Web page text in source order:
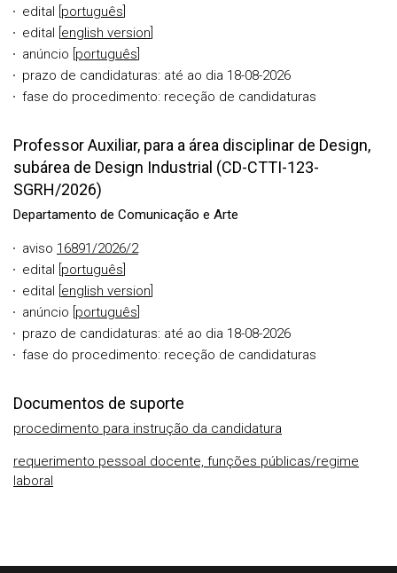
edital [ português
edital [ english version
anúncio [ português
prazo de candidaturas: até ao dia 18-08-2026
fase do procedimento: receção de candidaturas
Professor Auxiliar, para a área disciplinar de Design,
subárea de Design Industrial (CD-CTTI-123-
SGRH/2026)
Departamento de Comunicação e Arte
aviso 16891/2026/2
edital [ português
edital [ english version
anúncio [ português
prazo de candidaturas: até ao dia 18-08-2026
fase do procedimento: receção de candidaturas
Documentos de suporte
procedimento para instrução da candidatura
requerimento pessoal docente, funções públicas/regime
laboral